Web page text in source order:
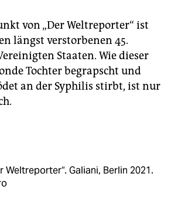
von „Der Weltreporter“ ist
längst verstorbenen 45.
Staaten. Wie dieser
Tochter begrapscht und
an der Syphilis stirbt, ist nur
Weltreporter“. Galiani, Berlin 2021.